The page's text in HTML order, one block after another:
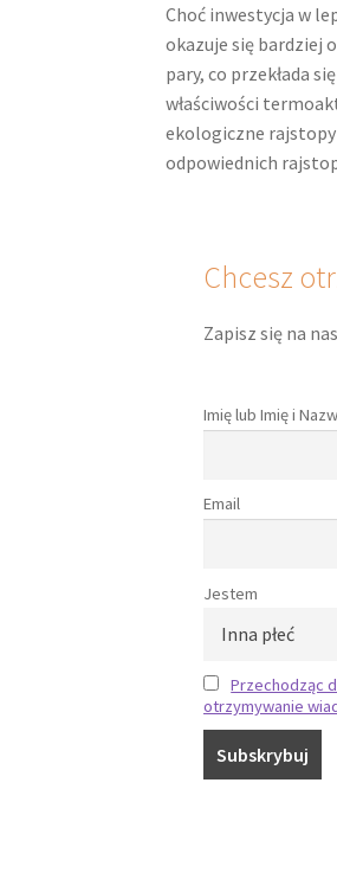
Choć inwestycja w
okazuje się bardziej
pary, co przekłada
właściwości
ekologiczne rajstopy
odpowiednich
Chcesz
Zapisz się na
Imię lub Imię i
Email
Jestem
Przechodząc
otrzymywanie